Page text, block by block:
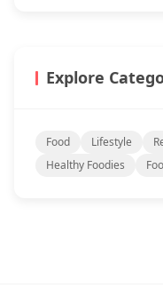
Explore
Food Lifestyle
Healthy Foodies